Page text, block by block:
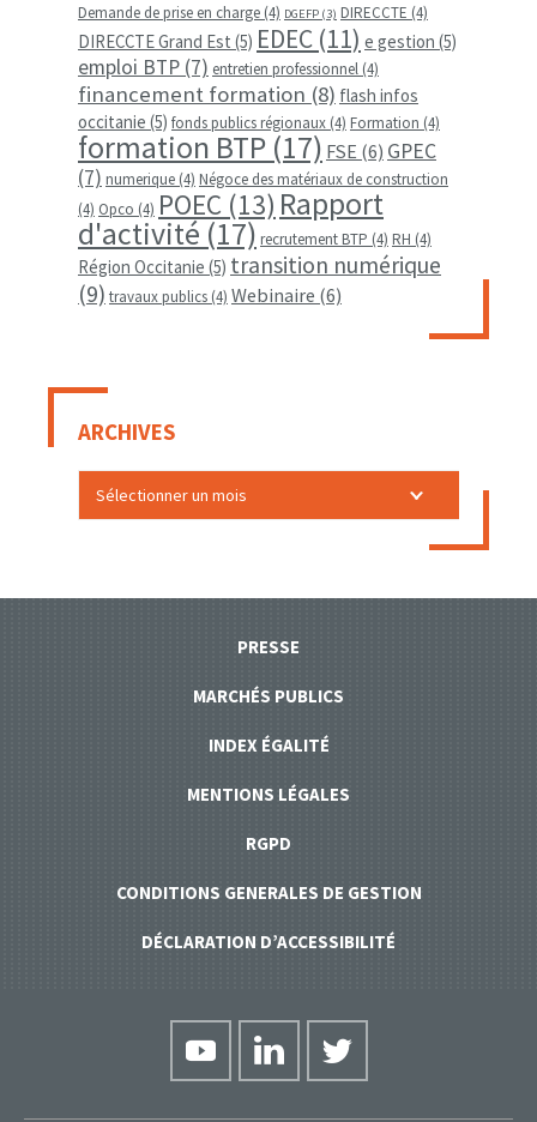
Demande de prise en charge (4) DGEFP (3) DIRECCTE (4)
DIRECCTE Grand Est (5) EDEC (11) e gestion (5)
emploi BTP (7) entretien professionnel (4)
financement formation (8) flash infos
occitanie (5) fonds publics régionaux (4) Formation (4)
formation BTP (17) FSE (6) GPEC
(7) numerique (4) Négoce des matériaux de construction
(4) Opco (4) POEC (13) Rapport
d'activité (17) recrutement BTP (4) RH (4)
Région Occitanie (5) transition numérique
(9) travaux publics (4) Webinaire (6)
ARCHIVES
PRESSE
MARCHÉS PUBLICS
INDEX ÉGALITÉ
MENTIONS LÉGALES
RGPD
CONDITIONS GENERALES DE GESTION
DÉCLARATION D’ACCESSIBILITÉ